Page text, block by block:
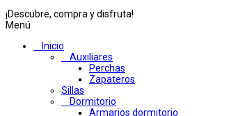
¡Descubre, compra y disfruta!
Menú
Inicio
Auxiliares
Perchas
Zapateros
Sillas
Dormitorio
Armarios dormitorio